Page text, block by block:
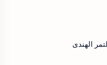
الهندى